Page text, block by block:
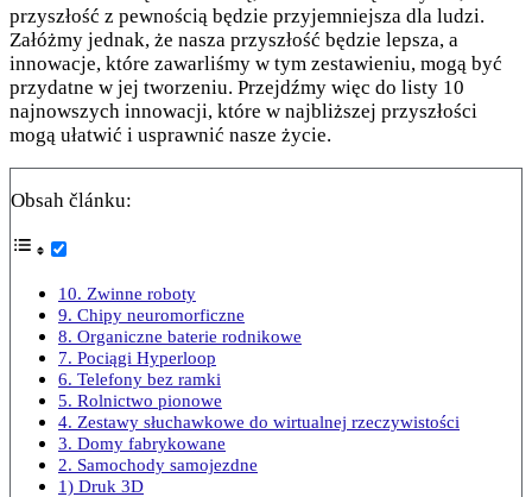
przyszłość z pewnością będzie przyjemniejsza dla ludzi.
Załóżmy jednak, że nasza przyszłość będzie lepsza, a
innowacje, które zawarliśmy w tym zestawieniu, mogą być
przydatne w jej tworzeniu. Przejdźmy więc do listy 10
najnowszych innowacji, które w najbliższej przyszłości
mogą ułatwić i usprawnić nasze życie.
Obsah článku:
10. Zwinne roboty
9. Chipy neuromorficzne
8. Organiczne baterie rodnikowe
7. Pociągi Hyperloop
6. Telefony bez ramki
5. Rolnictwo pionowe
4. Zestawy słuchawkowe do wirtualnej rzeczywistości
3. Domy fabrykowane
2. Samochody samojezdne
1) Druk 3D